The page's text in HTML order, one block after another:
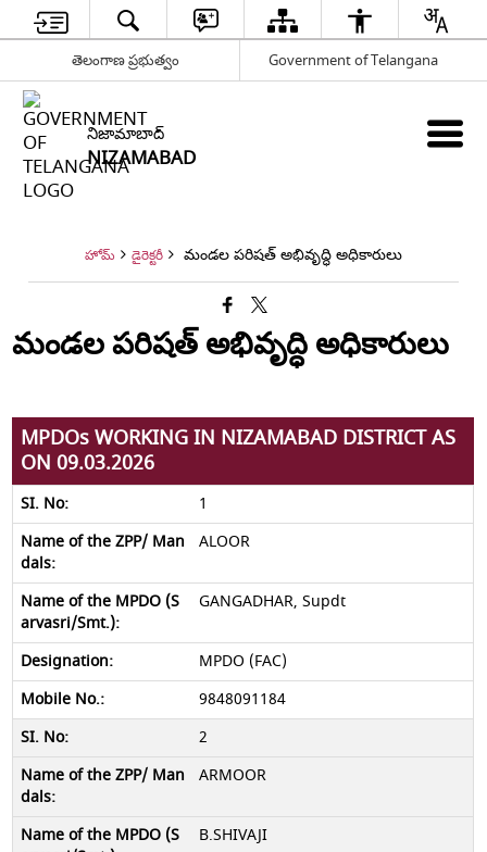
తెలంగాణ ప్రభుత్వం Government of Telangana
నిజామాబాద్
NIZAMABAD
హోమ్ డైరెక్టరీ మండల పరిషత్ అభివృద్ధి అధికారులు
మండల పరిషత్ అభివృద్ధి అధికారులు
MPDOs WORKING IN NIZAMABAD DISTRICT AS
ON 09.03.2026
1
ALOOR
GANGADHAR, Supdt
MPDO (FAC)
9848091184
2
ARMOOR
B.SHIVAJI